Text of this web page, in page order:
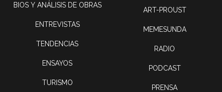
BIOS Y ANÁLISIS DE OBRAS
ENTREVISTAS
TENDENCIAS
ENSAYOS
TURISMO
ART-PROUST
MEMESUNDA
RADIO
PODCAST
PRENSA